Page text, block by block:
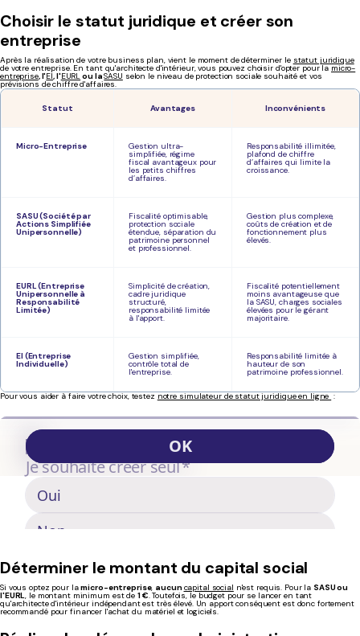
Choisir le statut juridique et créer son
entreprise
Après la réalisation de votre business plan, vient le moment de déterminer le statut juridique
de votre entreprise. En tant qu'architecte d'intérieur, vous pouvez choisir d'opter pour lamicro-
entreprise, l'EI, l'EURLou laSASU selon le niveau de protection sociale souhaité et vos
prévisions de chiffre d'affaires.
Statut Avantages Inconvénients
Micro-Entreprise Gestion ultra-
simplifiée, régime
fiscal avantageux pour
les petits chiffres
d’affaires.
Responsabilité illimitée,
plafond de chiffre
d’affaires qui limite la
croissance.
SASU (Société par
Actions Simplifiée
Unipersonnelle)
Fiscalité optimisable,
protection sociale
étendue, séparation du
patrimoine personnel
et professionnel.
Gestion plus complexe,
coûts de création et de
fonctionnement plus
élevés.
EURL (Entreprise
Unipersonnelle à
Responsabilité
Limitée)
Simplicité de création,
cadre juridique
structuré,
responsabilité limitée
à l'apport.
Fiscalité potentiellement
moins avantageuse que
la SASU, charges sociales
élevées pour le gérant
majoritaire.
EI (Entreprise
Individuelle)
Gestion simplifiée,
contrôle total de
l'entreprise.
Responsabilité limitée à
hauteur de son
patrimoine professionnel.
Pour vous aider à faire votre choix, testeznotre simulateur de statut juridique en ligne:
Déterminer le montant du capital social
Si vous optez pour lamicro-entreprise, aucuncapital social n'est requis. Pour la SASU ou
l'EURL, le montant minimum est de 1 €. Toutefois, le budget pour se lancer en tant
qu'architecte d'intérieur indépendant est très élevé. Un apport conséquent est donc fortement
recommandé pour financer l'achat du matériel et logiciels.